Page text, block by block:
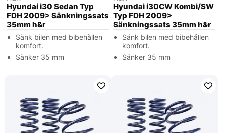
Hyundai i30 Sedan Typ
FDH 2009> Sänkningssats
35mm h&r
Sänk bilen med bibehållen
komfort.
Sänker 35 mm
Hyundai i30CW Kombi/SW
Typ FDH 2009>
Sänkningssats 35mm h&r
Sänk bilen med bibehållen
komfort.
Sänker 35 mm